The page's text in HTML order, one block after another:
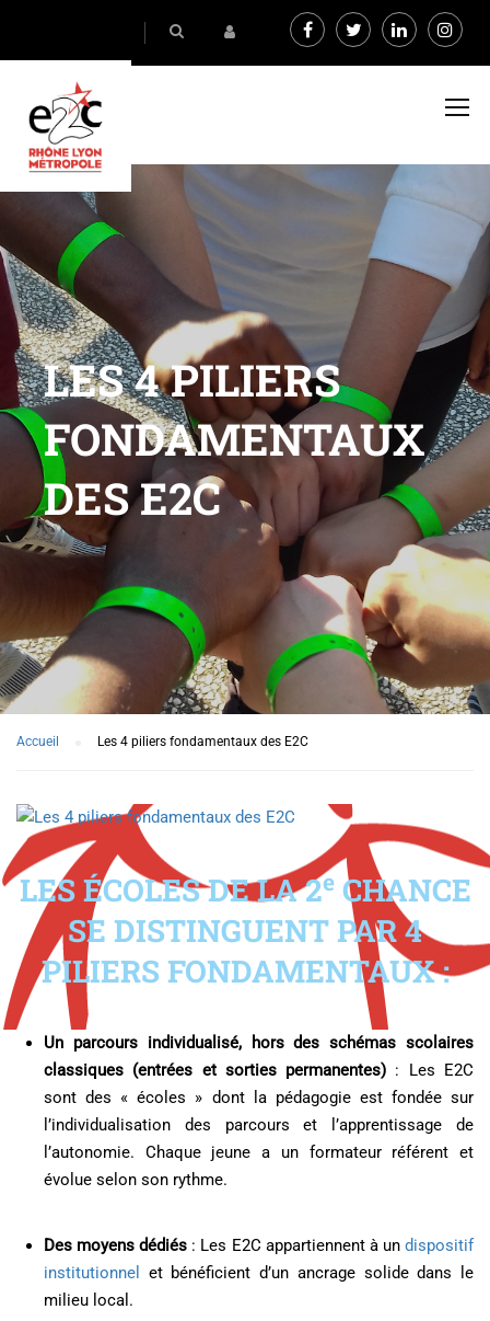
LES 4 PILIERS
FONDAMENTAUX
DES E2C
Accueil Les 4 piliers fondamentaux des E2C
LES ÉCOLES DE LA 2eCHANCE
SE DISTINGUENT PAR 4
PILIERS FONDAMENTAUX :
Un parcours individualisé, hors des schémas scolaires
classiques (entrées et sorties permanentes) : Les E2C
sont des « écoles » dont la pédagogie est fondée sur
l’individualisation des parcours et l’apprentissage de
l’autonomie. Chaque jeune a un formateur référent et
évolue selon son rythme.
Des moyens dédiés : Les E2C appartiennent à undispositif
institutionnel
et bénéficient d’un ancrage solide dans le
milieu local.